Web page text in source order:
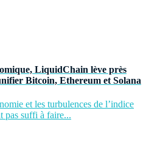
LiquidChain lève près
Bitcoin, Ethereum et Solana
et les turbulences de l’indice
pas suffi à faire...